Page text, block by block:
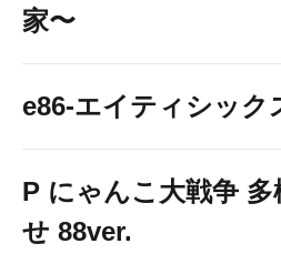
家〜
e86-エイティシック
P にゃんこ大戦争
せ 88ver.